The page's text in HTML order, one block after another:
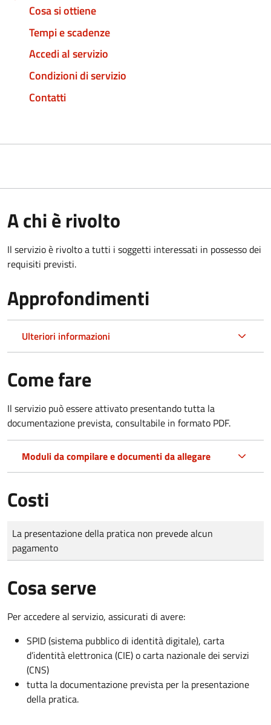
Cosa si ottiene
Tempi e scadenze
Accedi al servizio
Condizioni di servizio
Contatti
A chi è rivolto
Il servizio è rivolto a tutti i soggetti interessati in possesso dei
requisiti previsti.
Approfondimenti
Ulteriori informazioni
Come fare
Il servizio può essere attivato presentando tutta la
documentazione prevista, consultabile in formato PDF.
Moduli da compilare e documenti da allegare
Costi
Tipo di pagamento
Importo
La presentazione della pratica non prevede alcun
pagamento
Cosa serve
Per accedere al servizio, assicurati di avere:
SPID (sistema pubblico di identità digitale), carta
d’identità elettronica (CIE) o carta nazionale dei servizi
(CNS)
tutta la documentazione prevista per la presentazione
della pratica.